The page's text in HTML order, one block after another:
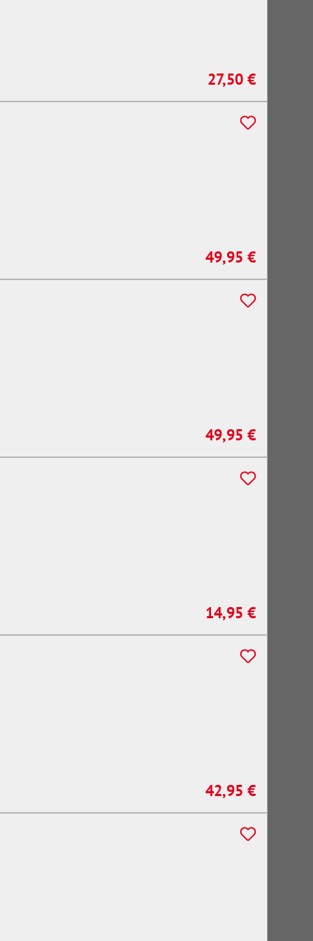
Regulärer Preis:
27,50 €
Regulärer Preis:
49,95 €
Regulärer Preis:
49,95 €
Regulärer Preis:
14,95 €
Regulärer Preis:
42,95 €